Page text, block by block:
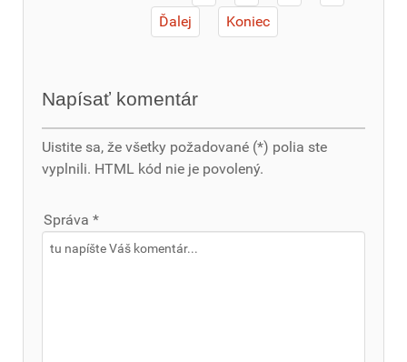
Ďalej
Koniec
Napísať komentár
Uistite sa, že všetky požadované (*) polia ste
vyplnili. HTML kód nie je povolený.
Správa *